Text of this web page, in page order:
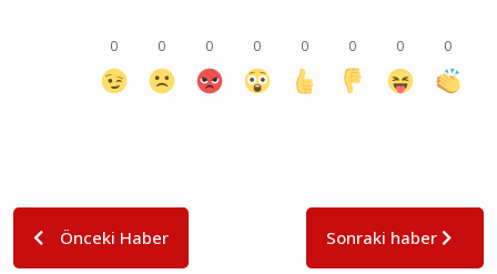
0 0 0 0 0 0 0 0
Önceki Haber Sonraki haber